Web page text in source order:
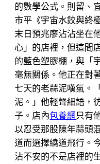
的數學公式。則留、
市平《宇宙水餃與終
末日預兆廖沾沾坐在
心」的店裡，但這間
的藍色塑膠棚，與「
毫無關係。他正在對
七天的老蒜泥嘆氣。
泥。」他輕聲細語，
子。店內包養網只有
以忍受那股陳年蒜頭
道而選擇繞道飛行。
沾不安的不是店裡的